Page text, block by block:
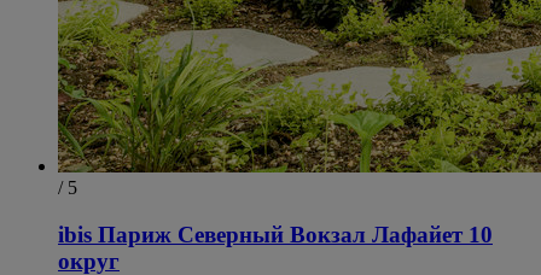
/ 5
ibis Париж Северный Вокзал Лафайет 10
округ